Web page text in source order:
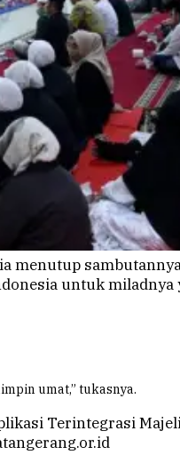
menutup
untuk miladnya
umat,” tukasnya.
Terintegrasi